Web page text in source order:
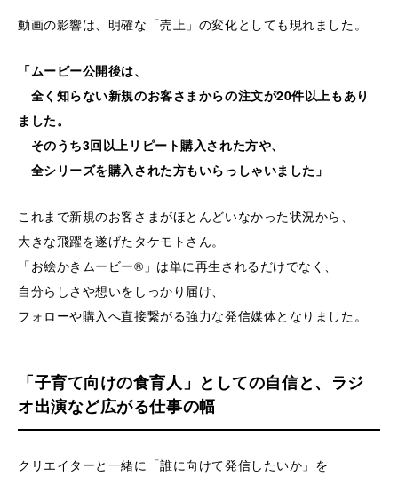
動画の影響は、明確な「売上」の変化としても現れました。
「ムービー公開後は、
全く知らない新規のお客さまからの注文が20件以上もあり
ました。
そのうち3回以上リピート購入された方や、
全シリーズを購入された方もいらっしゃいました」
これまで新規のお客さまがほとんどいなかった状況から、
大きな飛躍を遂げたタケモトさん。
「お絵かきムービー®」は単に再生されるだけでなく、
自分らしさや想いをしっかり届け、
フォローや購入へ直接繋がる強力な発信媒体となりました。
「子育て向けの食育人」としての自信と、ラジ
オ出演など広がる仕事の幅
クリエイターと一緒に「誰に向けて発信したいか」を